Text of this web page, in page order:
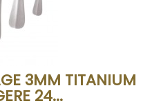
3MM TITANIUM
24...